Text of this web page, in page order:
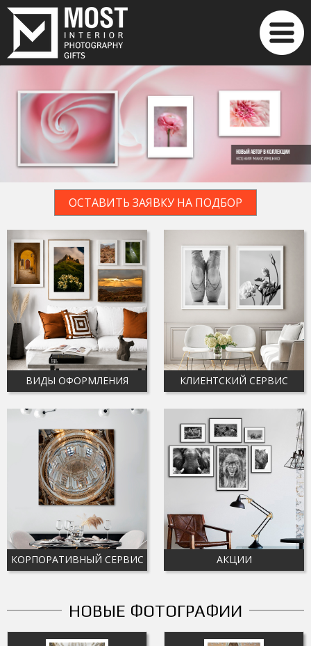
ОСТАВИТЬ ЗАЯВКУ НА ПОДБОР
ВИДЫ ОФОРМЛЕНИЯ КЛИЕНТСКИЙ СЕРВИС
КОРПОРАТИВНЫЙ СЕРВИС АКЦИИ
НОВЫЕ ФОТОГРАФИИ